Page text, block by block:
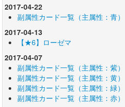
2017-04-22
副属性カード一覧（主属性：青）
2017-04-13
【★6】ローゼマ
2017-04-07
副属性カード一覧（主属性：紫）
副属性カード一覧（主属性：黄）
副属性カード一覧（主属性：緑）
副属性カード一覧（主属性：赤）